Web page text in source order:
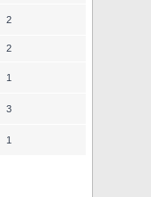
2
2
1
3
1